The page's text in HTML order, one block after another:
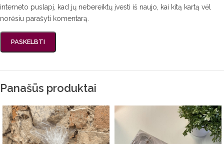
interneto puslapį, kad jų nebereiktų įvesti iš naujo, kai kitą kartą vėl
norėsiu parašyti komentarą.
Panašūs produktai